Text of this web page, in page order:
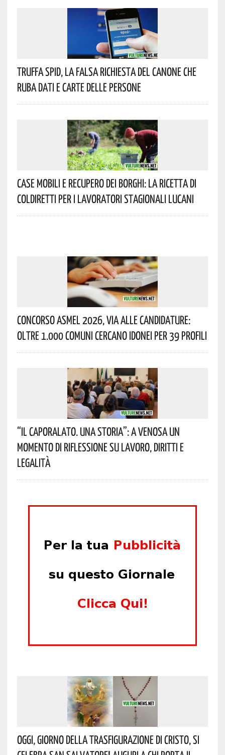
Truffa Spid, La Falsa Richiesta Del Canone Che
Ruba Dati E Carte Delle Persone
Case Mobili E Recupero Dei Borghi: La Ricetta Di
Coldiretti Per I Lavoratori Stagionali Lucani
Concorso Asmel 2026, Via Alle Candidature:
Oltre 1.000 Comuni Cercano Idonei Per 39 Profili
“Il Caporalato. Una Storia”: A Venosa Un
Momento Di Riflessione Su Lavoro, Diritti E
Legalità
Oggi, Giorno Della Trasfigurazione Di Cristo, Si